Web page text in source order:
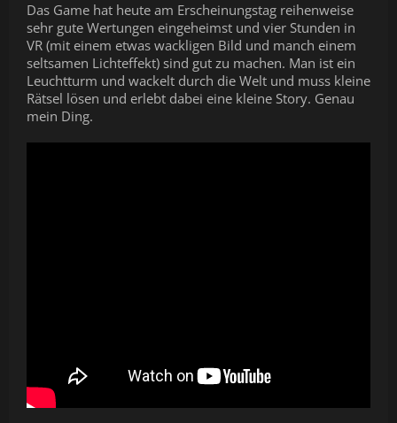
Das Game hat heute am Erscheinungstag reihenweise
sehr gute Wertungen eingeheimst und vier Stunden in
VR (mit einem etwas wackligen Bild und manch einem
seltsamen Lichteffekt) sind gut zu machen. Man ist ein
Leuchtturm und wackelt durch die Welt und muss kleine
Rätsel lösen und erlebt dabei eine kleine Story. Genau
mein Ding.